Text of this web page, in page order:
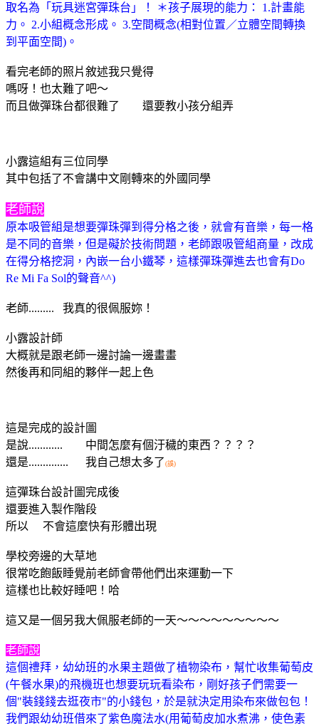
取名為「玩具迷宮彈珠台」！ ＊孩子展現的能力： 1.計畫能
力。 2.小組概念形成。 3.空間概念(相對位置／立體空間轉換
到平面空間)。
看完老師的照片敘述我只覺得
嗎呀！也太難了吧～
而且做彈珠台都很難了 還要教小孩分組弄
小露這組有三位同學
其中包括了不會講中文剛轉來的外國同學
老師說
原本吸管組是想要彈珠彈到得分格之後，就會有音樂，每一格
是不同的音樂，但是礙於技術問題，老師跟吸管組商量，改成
在得分格挖洞，內嵌一台小鐵琴，這樣彈珠彈進去也會有Do
Re Mi Fa Sol的聲音^^)
老師......... 我真的很佩服妳！
小露設計師
大概就是跟老師一邊討論一邊畫畫
然後再和同組的夥伴一起上色
這是完成的設計圖
是說............ 中間怎麼有個汙穢的東西？？？？
還是.............. 我自己想太多了 (誤)
這彈珠台設計圖完成後
還要進入製作階段
所以 不會這麼快有形體出現
學校旁邊的大草地
很常吃飽飯睡覺前老師會帶他們出來運動一下
這樣也比較好睡吧！哈
這又是一個另我大佩服老師的一天～～～～～～～～～
老師說
這個禮拜，幼幼班的水果主題做了植物染布，幫忙收集葡萄皮
(午餐水果)的飛機班也想要玩玩看染布，剛好孩子們需要一
個"裝錢錢去逛夜市"的小錢包，於是就決定用染布來做包包！
我們跟幼幼班借來了紫色魔法水(用葡萄皮加水煮沸，使色素